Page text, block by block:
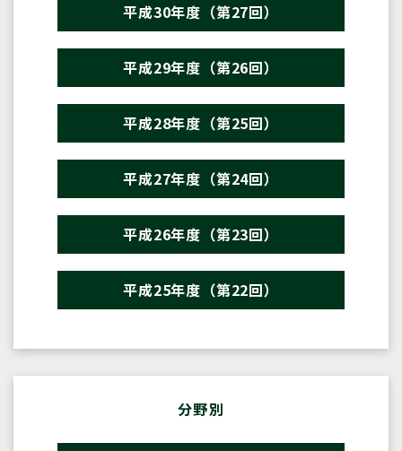
平成30年度（第27回）
平成29年度（第26回）
平成28年度（第25回）
平成27年度（第24回）
平成26年度（第23回）
平成25年度（第22回）
分野別